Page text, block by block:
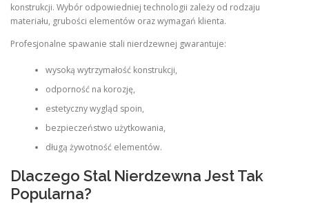
konstrukcji. Wybór odpowiedniej technologii zależy od rodzaju
materiału, grubości elementów oraz wymagań klienta.
Profesjonalne spawanie stali nierdzewnej gwarantuje:
wysoką wytrzymałość konstrukcji,
odporność na korozję,
estetyczny wygląd spoin,
bezpieczeństwo użytkowania,
długą żywotność elementów.
Dlaczego Stal Nierdzewna Jest Tak
Popularna?